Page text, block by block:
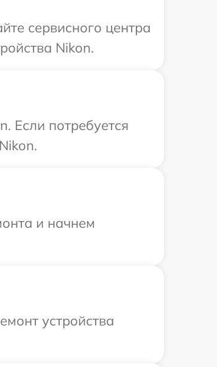
сервисного центра
Nikon.
Если потребуется
и начнем
устройства